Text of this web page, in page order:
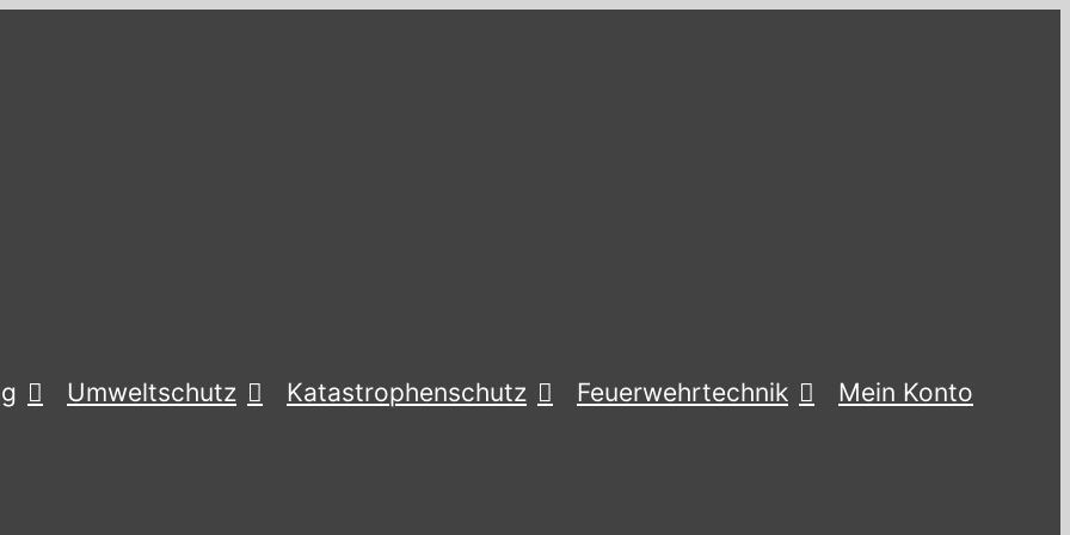
Umweltschutz Katastrophenschutz Feuerwehrtechnik Mein Konto